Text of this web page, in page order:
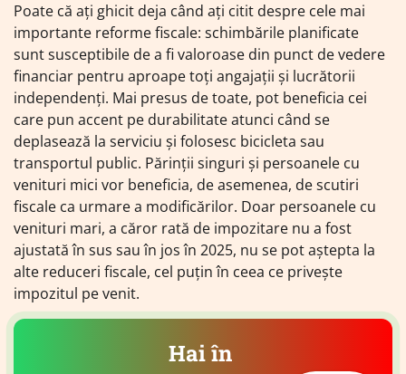
Poate că ați ghicit deja când ați citit despre cele mai
importante reforme fiscale: schimbările planificate
sunt susceptibile de a fi valoroase din punct de vedere
financiar pentru aproape toți angajații și lucrătorii
independenți. Mai presus de toate, pot beneficia cei
care pun accent pe durabilitate atunci când se
deplasează la serviciu și folosesc bicicleta sau
transportul public. Părinții singuri și persoanele cu
venituri mici vor beneficia, de asemenea, de scutiri
fiscale ca urmare a modificărilor. Doar persoanele cu
venituri mari, a căror rată de impozitare nu a fost
ajustată în sus sau în jos în 2025, nu se pot aștepta la
alte reduceri fiscale, cel puțin în ceea ce privește
impozitul pe venit.
Hai în